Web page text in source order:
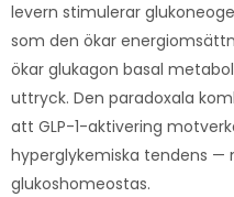
levern stimulerar
som den ökar
ökar glukagon basal
uttryck. Den paradoxala
att GLP-1-aktivering
hyperglykemiska tendens
glukoshomeostas.